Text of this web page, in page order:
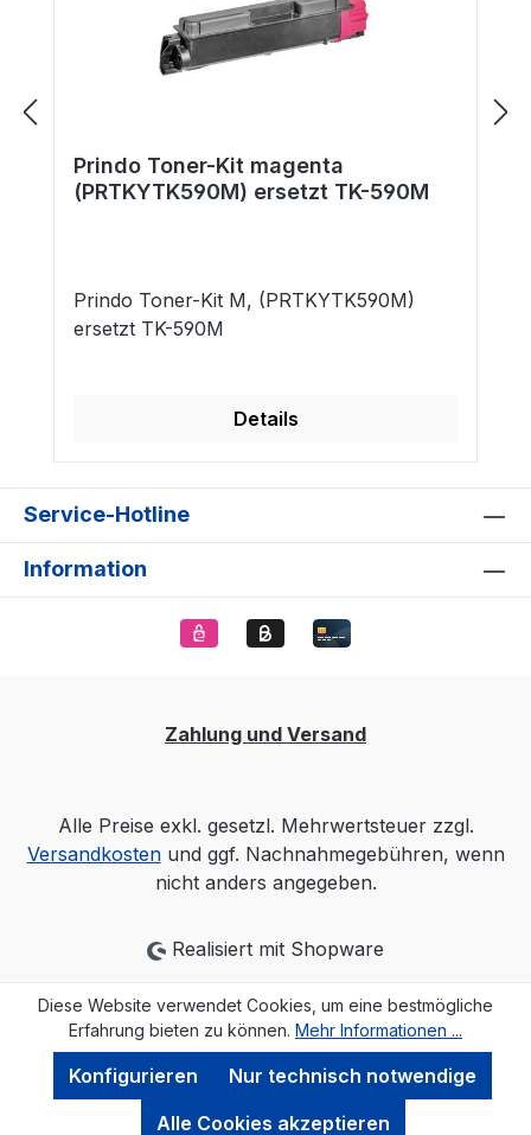
Prindo Toner-Kit magenta
(PRTKYTK590M) ersetzt TK-590M
Prindo Toner-Kit M, (PRTKYTK590M)
ersetzt TK-590M
Details
Service-Hotline
Information
Zahlung und Versand
Alle Preise exkl. gesetzl. Mehrwertsteuer zzgl.
Versandkostenund ggf. Nachnahmegebühren, wenn
nicht anders angegeben.
Realisiert mit Shopware
Diese Website verwendet Cookies, um eine bestmögliche
Erfahrung bieten zu können. Mehr Informationen ...
Nur technisch notwendige
Konfigurieren
Alle Cookies akzeptieren